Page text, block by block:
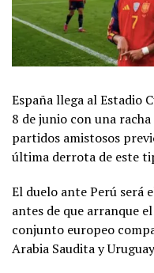
España llega al Estadio
8 de junio con una
partidos amistosos
última derrota de este
El duelo ante Perú será
antes de que arranque
conjunto europeo
Arabia Saudita y